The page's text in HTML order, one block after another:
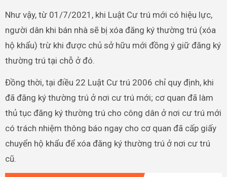
Như vậy, từ 01/7/2021, khi Luật Cư trú mới có hiệu lực,
người dân khi bán nhà sẽ bị xóa đăng ký thường trú (xóa
hộ khẩu) trừ khi được chủ sở hữu mới đồng ý giữ đăng ký
thường trú tại chỗ ở đó.
Đồng thời, tại điều 22 Luật Cư trú 2006 chỉ quy định, khi
đã đăng ký thường trú ở nơi cư trú mới; cơ quan đã làm
thủ tục đăng ký thường trú cho công dân ở nơi cư trú mới
có trách nhiệm thông báo ngay cho cơ quan đã cấp giấy
chuyển hộ khẩu để xóa đăng ký thường trú ở nơi cư trú
cũ.